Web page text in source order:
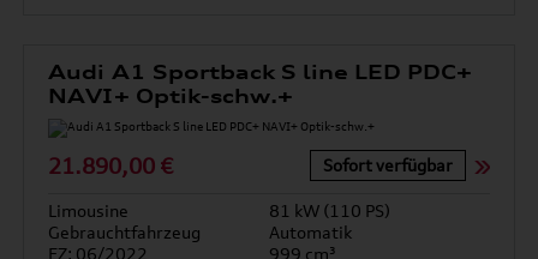
Audi A1 Sportback S line LED PDC+
NAVI+ Optik-schw.+
21.890,00 € Sofort verfügbar
Limousine
81 kW (110 PS)
Gebrauchtfahrzeug
Automatik
EZ: 06/2022
999 cm³